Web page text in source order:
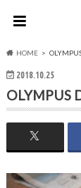
HOME
2018.10.25
OLYMPUS